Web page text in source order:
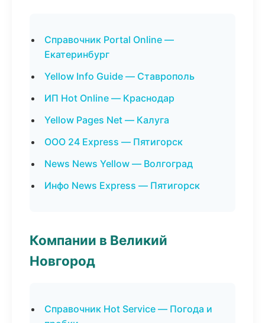
Справочник Portal Online —
Екатеринбург
Yellow Info Guide — Ставрополь
ИП Hot Online — Краснодар
Yellow Pages Net — Калуга
ООО 24 Express — Пятигорск
News News Yellow — Волгоград
Инфо News Express — Пятигорск
Компании в Великий
Новгород
Справочник Hot Service — Погода и